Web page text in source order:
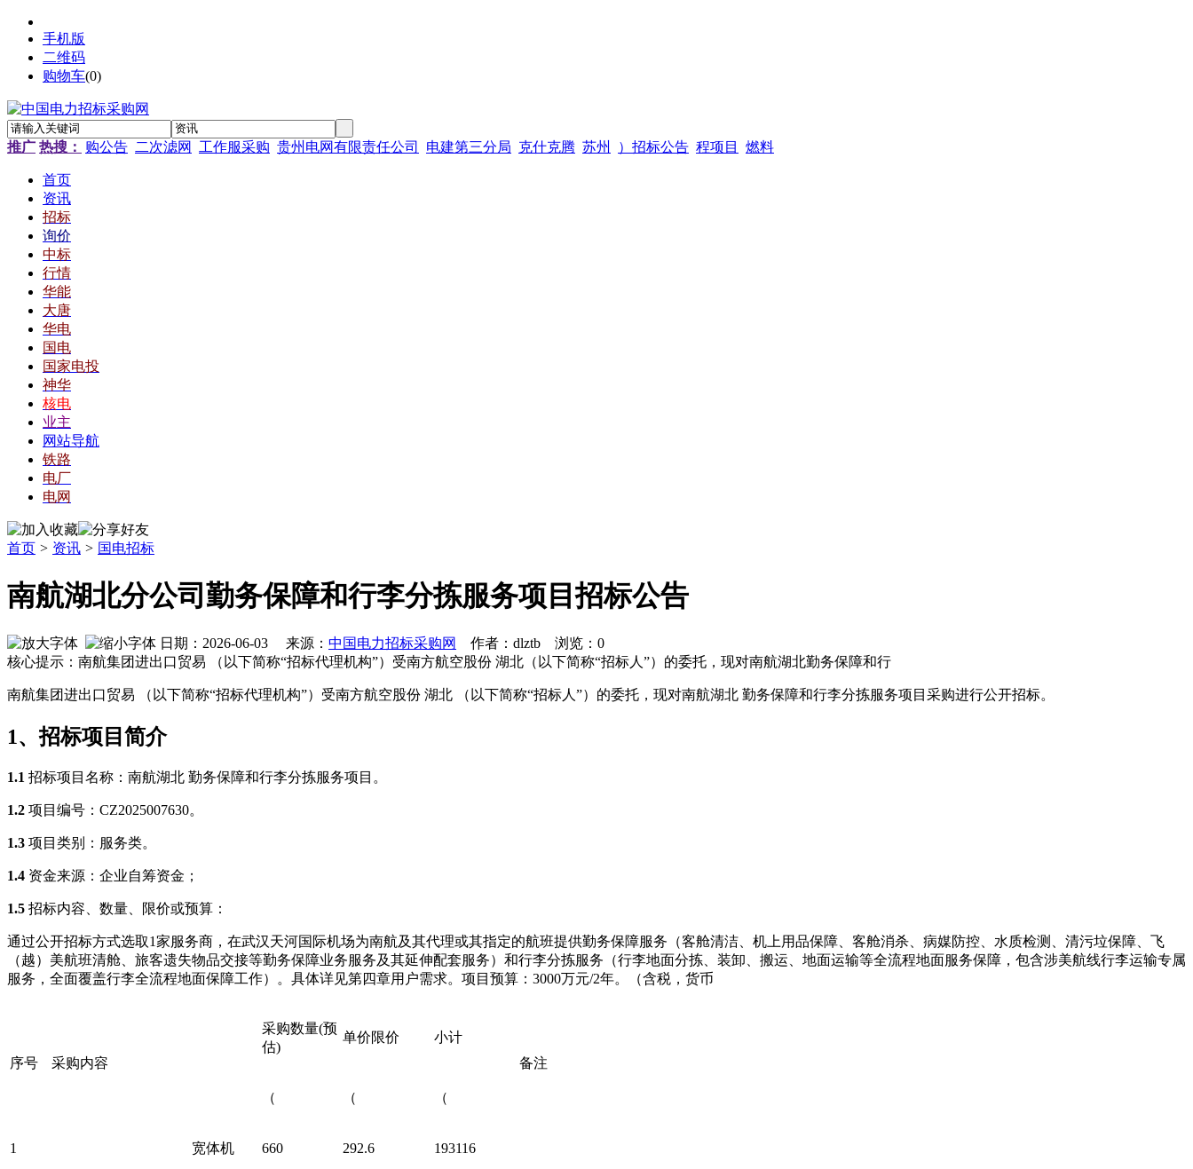
手机版
二维码
购物车(0)
推广 热搜： 购公告 二次滤网 工作服采购 贵州电网有限责任公司 电建第三分局 克什克腾 苏州 ）招标公告 程项目 燃料
首页
资讯
招标
询价
中标
行情
华能
大唐
华电
国电
国家电投
神华
核电
业主
网站导航
铁路
电厂
电网
首页 > 资讯 > 国电招标
南航湖北分公司勤务保障和行李分拣服务项目招标公告
日期：2026-06-03 来源： 中国电力招标采购网 作者：dlztb 浏览： 0
核心提示：南航集团进出口贸易 （以下简称“招标代理机构”）受南方航空股份 湖北（以下简称“招标人”）的委托，现对南航湖北勤务保障和行
南航集团进出口贸易 （以下简称“招标代理机构”）受南方航空股份 湖北 （以下简称“招标人”）的委托，现对南航湖北 勤务保障和行李分拣服务项目采购进行公开招标。
1、招标项目简介
1.1 招标项目名称：南航湖北 勤务保障和行李分拣服务项目。
1.2 项目 编号： CZ2025007630。
1.3 项目类别：服务类。
1.4 资金来源：企业自筹资金；
1.5 招标内容、数量、限价或预算：
通过公开招标方式选取1家服务商，在武汉天河国际机场为南航及其代理或其指定的航班提供勤务保障服务（客舱清洁、机上用品保障、客舱消杀、病媒防控、水质检测、清污垃保障、飞
（越）美航班清舱、旅客遗失物品交接等勤务保障业务服务及其延伸配套服务）和行李分拣服务（行李地面分拣、装卸、搬运、地面运输等全流程地面服务保障，包含涉美航线行李运输专属
服务，全面覆盖行李全流程地面保障工作）。具体详见第四章用户需求。项目预算： 3000万元/2年。（含税，货币
序号 采购内容
采购数量(预
估)
单价限价
小计
备注
（ （ （
1 宽体机 660 292.6 193116